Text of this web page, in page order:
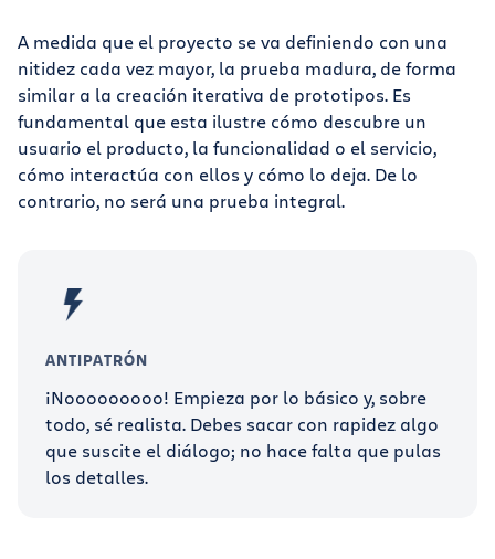
A medida que el proyecto se va definiendo con una
nitidez cada vez mayor, la prueba madura, de forma
similar a la creación iterativa de prototipos. Es
fundamental que esta ilustre cómo descubre un
usuario el producto, la funcionalidad o el servicio,
cómo interactúa con ellos y cómo lo deja. De lo
contrario, no será una prueba integral.
ANTIPATRÓN
¡Nooooooooo! Empieza por lo básico y, sobre
todo, sé realista. Debes sacar con rapidez algo
que suscite el diálogo; no hace falta que pulas
los detalles.